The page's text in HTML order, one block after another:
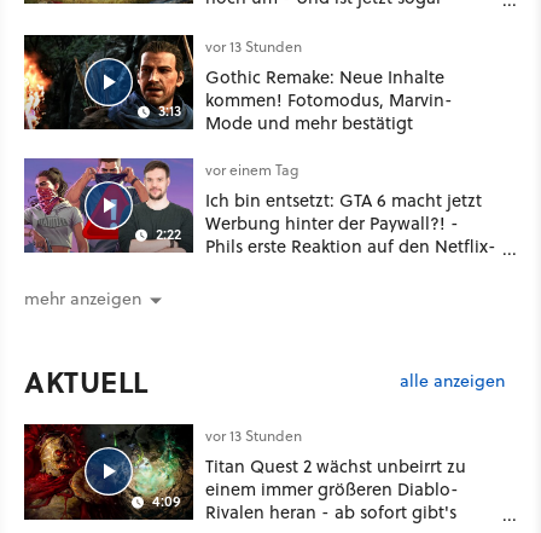
3:13
vor 13 Stunden
Gothic Remake: Neue Inhalte
kommen! Fotomodus, Marvin-
Mode und mehr bestätigt
2:22
vor einem Tag
Ich bin entsetzt: GTA 6 macht jetzt
Werbung hinter der Paywall?! -
Phils erste Reaktion auf den Netflix-
mehr anzeigen
AKTUELL alle anzeigen
4:09
vor 13 Stunden
Titan Quest 2 wächst unbeirrt zu
einem immer größeren Diablo-
Rivalen heran - ab sofort gibt's